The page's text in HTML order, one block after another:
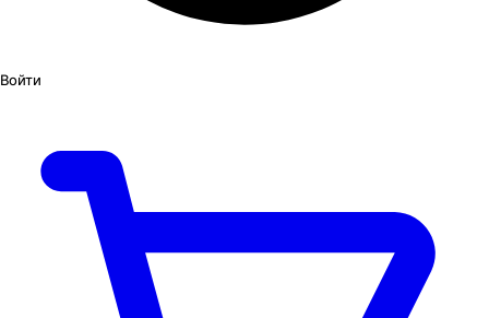
Войти